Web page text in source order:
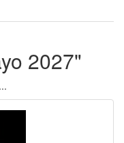
Contacto
Registrar
2027"